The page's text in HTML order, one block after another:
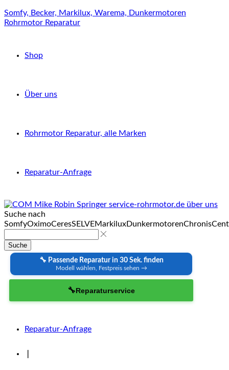
Somfy, Becker, Markilux, Warema, Dunkermotoren
Rohrmotor Reparatur
Shop
Über uns
Rohrmotor Reparatur, alle Marken
Reparatur-Anfrage
Suche nach
SomfyOximoCeresSELVEMarkiluxDunkermotorenChronis
Suche
🔧 Passende Reparatur in 30 Sek. finden
Modell wählen, Festpreis sehen →
🔧Reparaturservice
Reparatur-Anfrage